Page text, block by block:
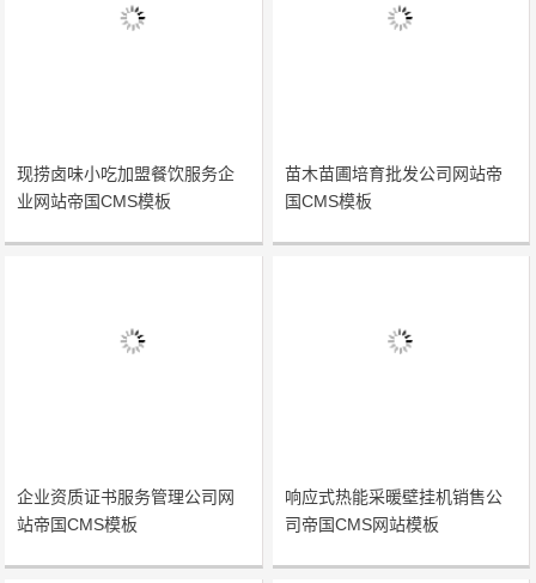
现捞卤味小吃加盟餐饮服务企
业网站帝国CMS模板
苗木苗圃培育批发公司网站帝
国CMS模板
企业资质证书服务管理公司网
站帝国CMS模板
响应式热能采暖壁挂机销售公
司帝国CMS网站模板